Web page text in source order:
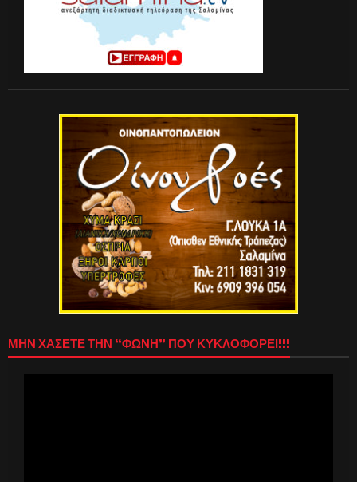
ΜΗΝ ΧΑΣΕΤΕ ΤΗΝ “ΦΩΝΗ” ΠΟΥ ΚΥΚΛΟΦΟΡΕΙ!!!